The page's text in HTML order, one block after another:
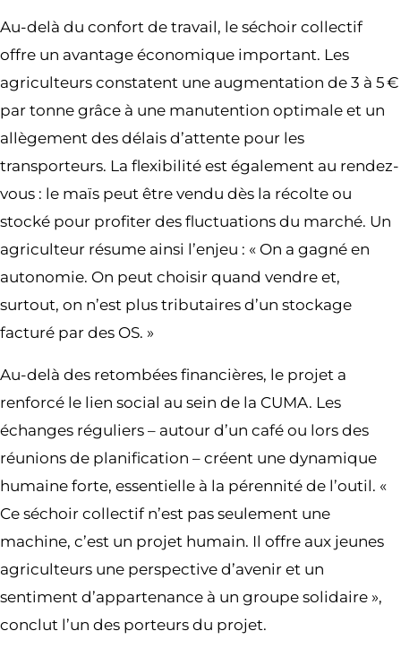
Au-delà du confort de travail, le séchoir collectif
offre un avantage économique important. Les
agriculteurs constatent une augmentation de 3 à 5 €
par tonne grâce à une manutention optimale et un
allègement des délais d’attente pour les
transporteurs. La flexibilité est également au rendez-
vous : le maïs peut être vendu dès la récolte ou
stocké pour profiter des fluctuations du marché. Un
agriculteur résume ainsi l’enjeu : « On a gagné en
autonomie. On peut choisir quand vendre et,
surtout, on n’est plus tributaires d’un stockage
facturé par des OS. »
Au-delà des retombées financières, le projet a
renforcé le lien social au sein de la CUMA. Les
échanges réguliers – autour d’un café ou lors des
réunions de planification – créent une dynamique
humaine forte, essentielle à la pérennité de l’outil. «
Ce séchoir collectif n’est pas seulement une
machine, c’est un projet humain. Il offre aux jeunes
agriculteurs une perspective d’avenir et un
sentiment d’appartenance à un groupe solidaire »,
conclut l’un des porteurs du projet.